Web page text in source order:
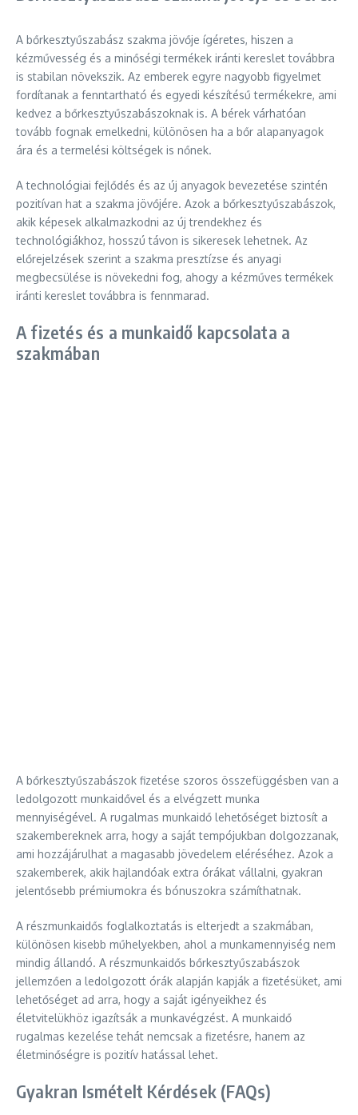
A bőrkesztyűszabász szakma jövője ígéretes, hiszen a
kézművesség és a minőségi termékek iránti kereslet továbbra
is stabilan növekszik. Az emberek egyre nagyobb figyelmet
fordítanak a fenntartható és egyedi készítésű termékekre, ami
kedvez a bőrkesztyűszabászoknak is. A bérek várhatóan
tovább fognak emelkedni, különösen ha a bőr alapanyagok
ára és a termelési költségek is nőnek.
A technológiai fejlődés és az új anyagok bevezetése szintén
pozitívan hat a szakma jövőjére. Azok a bőrkesztyűszabászok,
akik képesek alkalmazkodni az új trendekhez és
technológiákhoz, hosszú távon is sikeresek lehetnek. Az
előrejelzések szerint a szakma presztízse és anyagi
megbecsülése is növekedni fog, ahogy a kézműves termékek
iránti kereslet továbbra is fennmarad.
A fizetés és a munkaidő kapcsolata a
szakmában
A bőrkesztyűszabászok fizetése szoros összefüggésben van a
ledolgozott munkaidővel és a elvégzett munka
mennyiségével. A rugalmas munkaidő lehetőséget biztosít a
szakembereknek arra, hogy a saját tempójukban dolgozzanak,
ami hozzájárulhat a magasabb jövedelem eléréséhez. Azok a
szakemberek, akik hajlandóak extra órákat vállalni, gyakran
jelentősebb prémiumokra és bónuszokra számíthatnak.
A részmunkaidős foglalkoztatás is elterjedt a szakmában,
különösen kisebb műhelyekben, ahol a munkamennyiség nem
mindig állandó. A részmunkaidős bőrkesztyűszabászok
jellemzően a ledolgozott órák alapján kapják a fizetésüket, ami
lehetőséget ad arra, hogy a saját igényeikhez és
életvitelükhöz igazítsák a munkavégzést. A munkaidő
rugalmas kezelése tehát nemcsak a fizetésre, hanem az
életminőségre is pozitív hatással lehet.
Gyakran Ismételt Kérdések (FAQs)